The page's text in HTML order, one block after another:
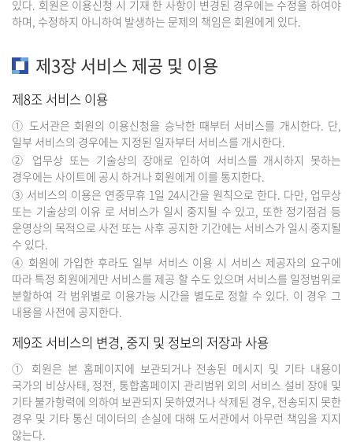
있다. 회원은 이용신청 시 기재 한 사항이 변경된 경우에는 수정을 하여야
하며, 수정하지 아니하여 발생하는 문제의 책임은 회원에게 있다.
제3장 서비스 제공 및 이용
제8조 서비스 이용
① 도서관은 회원의 이용신청을 승낙한 때부터 서비스를 개시한다. 단,
일부 서비스의 경우에는 지정된 일자부터 서비스를 개시한다.
② 업무상 또는 기술상의 장애로 인하여 서비스를 개시하지 못하는
경우에는 사이트에 공시 하거나 회원에게 이를 통지한다.
③ 서비스의 이용은 연중무휴 1일 24시간을 원칙으로 한다. 다만, 업무상
또는 기술상의 이유 로 서비스가 일시 중지될 수 있고, 또한 정기점검 등
운영상의 목적으로 사전 또는 사후 공지한 기간에는 서비스가 일시 중지될
수 있다.
④ 회원에 가입한 후라도 일부 서비스 이용 시 서비스 제공자의 요구에
따라 특정 회원에게만 서비스를 제공 할 수도 있으며 서비스를 일정범위로
분할하여 각 범위별로 이용가능 시간을 별도로 정할 수 있다. 이 경우 그
내용을 사전에 공지한다.
제9조 서비스의 변경, 중지 및 정보의 저장과 사용
① 회원은 본 홈페이지에 보관되거나 전송된 메시지 및 기타 내용이
국가의 비상사태, 정전, 통합홈페이지 관리범위 외의 서비스 설비 장애 및
기타 불가항력에 의하여 보관되지 못하였거나 삭제된 경우, 전송되지 못한
경우 및 기타 통신 데이터의 손실에 대해 도서관에서 아무런 책임을 지지
않는다.